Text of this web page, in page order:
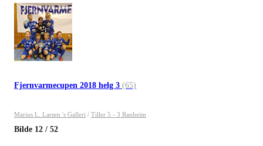
Fjernvarmecupen 2018 helg 3 (65)
Marius L. Larsen 's Galleri / Tiller 5 - 3 Ranheim
Bilde 12 / 52